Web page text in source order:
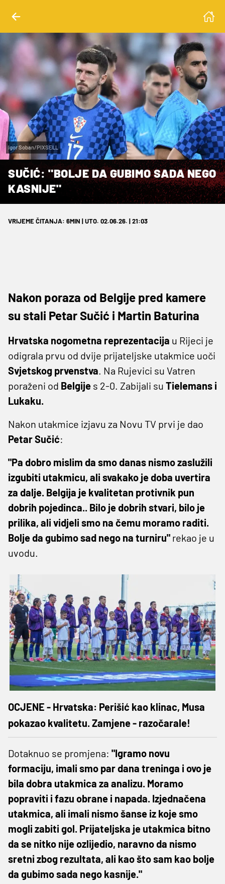
Igor Soban/PIXSELL
SUČIĆ: "BOLJE DA GUBIMO SADA NEGO
KASNIJE"
VRIJEME ČITANJA: 6MIN | UTO. 02.06.26. | 21:03
Nakon poraza od Belgije pred kamere
su stali Petar Sučić i Martin Baturina
Hrvatska nogometna reprezentacija u Rijeci je
odigrala prvu od dvije prijateljske utakmice uoči
Svjetskog prvenstva. Na Rujevici su Vatren
poraženi od Belgije s 2-0. Zabijali su Tielemans i
Lukaku.
Nakon utakmice izjavu za Novu TV prvi je dao
Petar Sučić:
"Pa dobro mislim da smo danas nismo zaslužili
izgubiti utakmicu, ali svakako je doba uvertira
za dalje. Belgija je kvalitetan protivnik pun
dobrih pojedinca.. Bilo je dobrih stvari, bilo je
prilika, ali vidjeli smo na čemu moramo raditi.
Bolje da gubimo sad nego na turniru" rekao je u
uvodu.
OCJENE - Hrvatska: Perišić kao klinac, Musa
pokazao kvalitetu. Zamjene - razočarale!
Dotaknuo se promjena: "Igramo novu
formaciju, imali smo par dana treninga i ovo je
bila dobra utakmica za analizu. Moramo
popraviti i fazu obrane i napada. Izjednačena
utakmica, ali imali nismo šanse iz koje smo
mogli zabiti gol. Prijateljska je utakmica bitno
da se nitko nije ozlijedio, naravno da nismo
sretni zbog rezultata, ali kao što sam kao bolje
da gubimo sada nego kasnije."